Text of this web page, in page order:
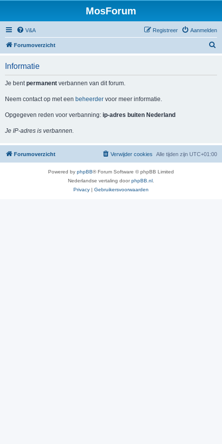
MosForum
V&A Aanmelden
Registreer
Forumoverzicht
Informatie
Je bentpermanent verbannen van dit forum.
Neem contact op met een beheerder voor meer informatie.
Opgegeven reden voor verbanning: ip-adres buiten Nederland
Je IP-adres is verbannen.
Forumoverzicht Alle tijden zijn UTC+01:00
Verwijder cookies
Powered by phpBB® Forum Software © phpBB Limited
Nederlandse vertaling doorphpBB.nl
Privacy | Gebruikersvoorwaarden